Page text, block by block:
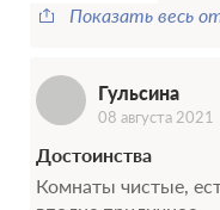
Показать весь
Гульсина
08 августа 2021
Достоинства
Комнаты чистые,